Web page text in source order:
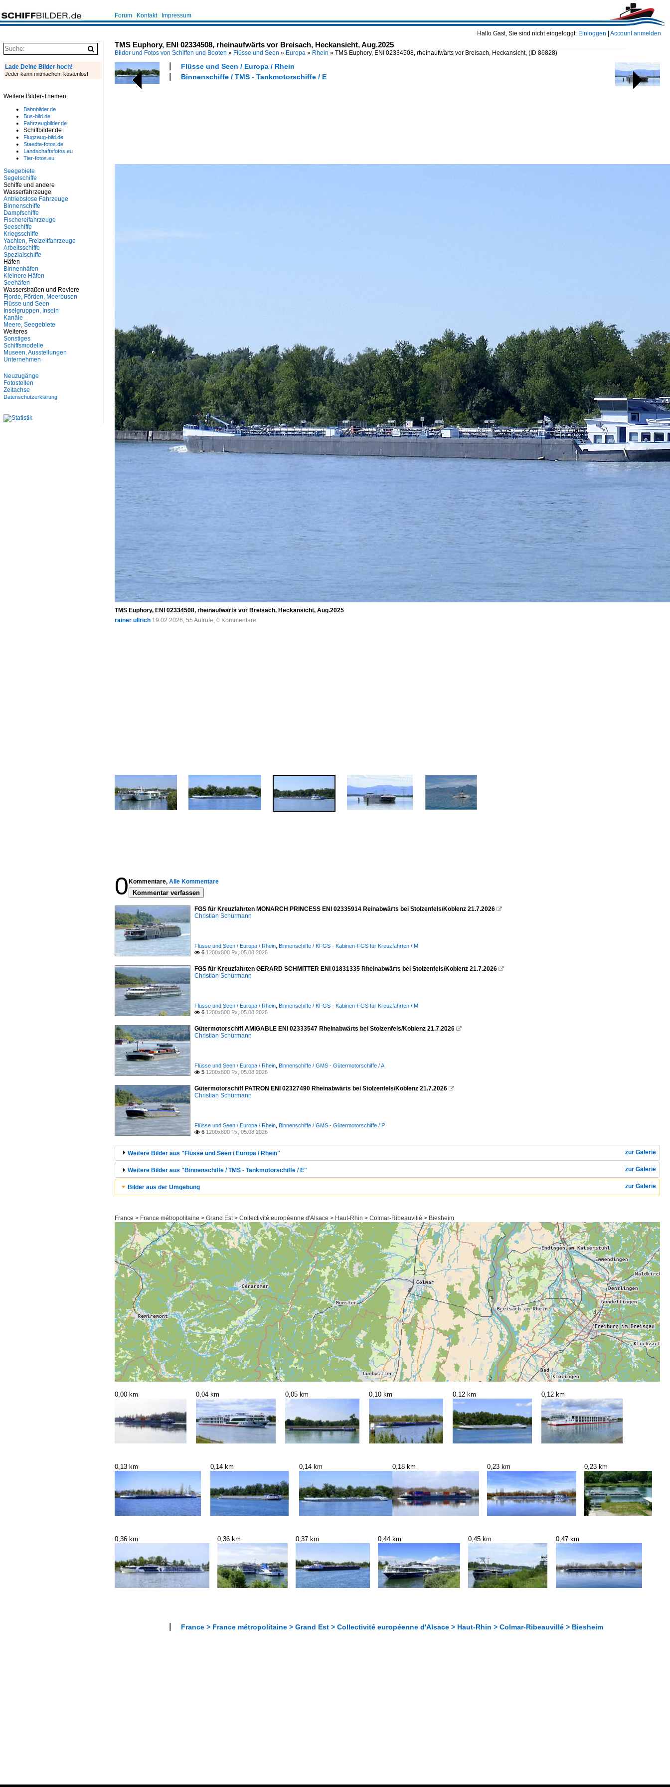
Hallo Gast, Sie sind nicht eingeloggt. Einloggen Account anmelden
Forum Kontakt Impressum
TMS Euphory, ENI 02334508, rheinaufwärts vor Breisach, Heckansicht, Aug.2025
Bilder und Fotos von Schiffen und Booten » Flüsse und Seen » Europa » Rhein » TMS Euphory, ENI 02334508, rheinaufwärts vor Breisach, Heckansicht, (ID 86828)
Flüsse und Seen / Europa / Rhein
Binnenschiffe / TMS - Tankmotorschiffe / E
TMS Euphory, ENI 02334508, rheinaufwärts vor Breisach, Heckansicht, Aug.2025
rainer ullrich 19.02.2026, 55 Aufrufe, 0 Kommentare
0 Kommentare, Alle Kommentare
Kommentar verfassen
FGS für Kreuzfahrten MONARCH PRINCESS ENI 02335914 Reinabwärts bei Stolzenfels/Koblenz 21.7.2026 
Christian Schürmann
Flüsse und Seen / Europa / Rhein Binnenschiffe / KFGS - Kabinen-FGS für Kreuzfahrten / M
 6 1200x800 Px, 05.08.2026
FGS für Kreuzfahrten GERARD SCHMITTER ENI 01831335 Rheinabwärts bei Stolzenfels/Koblenz 21.7.2026 
Christian Schürmann
Flüsse und Seen / Europa / Rhein Binnenschiffe / KFGS - Kabinen-FGS für Kreuzfahrten / M
 6 1200x800 Px, 05.08.2026
Gütermotorschiff AMIGABLE ENI 02333547 Rheinabwärts bei Stolzenfels/Koblenz 21.7.2026 
Christian Schürmann
Flüsse und Seen / Europa / Rhein Binnenschiffe / GMS - Gütermotorschiffe / A
 5 1200x800 Px, 05.08.2026
Gütermotorschiff PATRON ENI 02327490 Rheinabwärts bei Stolzenfels/Koblenz 21.7.2026 
Christian Schürmann
Flüsse und Seen / Europa / Rhein Binnenschiffe / GMS - Gütermotorschiffe / P
 6 1200x800 Px, 05.08.2026
zur Galerie
Weitere Bilder aus "Flüsse und Seen / Europa / Rhein"
zur Galerie
Weitere Bilder aus "Binnenschiffe / TMS - Tankmotorschiffe / E"
zur Galerie
Bilder aus der Umgebung
France > France métropolitaine > Grand Est > Collectivité européenne d'Alsace > Haut-Rhin > Colmar-Ribeauvillé > Biesheim
0,00 km 0,04 km 0,05 km 0,10 km 0,12 km 0,12 km
0,13 km 0,14 km 0,14 km 0,18 km 0,23 km 0,23 km
0,36 km 0,36 km 0,37 km 0,44 km 0,45 km 0,47 km
France > France métropolitaine > Grand Est > Collectivité européenne d'Alsace > Haut-Rhin > Colmar-Ribeauvillé > Biesheim
Lade Deine Bilder hoch!
Jeder kann mitmachen, kostenlos!
Weitere Bilder-Themen:
Bahnbilder.de
Bus-bild.de
Fahrzeugbilder.de
Schiffbilder.de
Flugzeug-bild.de
Staedte-fotos.de
Landschaftsfotos.eu
Tier-fotos.eu
Seegebiete
Segelschiffe
Schiffe und andere
Wasserfahrzeuge
Antriebslose Fahrzeuge
Binnenschiffe
Dampfschiffe
Fischereifahrzeuge
Seeschiffe
Kriegsschiffe
Yachten, Freizeitfahrzeuge
Arbeitsschiffe
Spezialschiffe
Häfen
Binnenhäfen
Kleinere Häfen
Seehäfen
Wasserstraßen und Reviere
Fjorde, Förden, Meerbusen
Flüsse und Seen
Inselgruppen, Inseln
Kanäle
Meere, Seegebiete
Weiteres
Sonstiges
Schiffsmodelle
Museen, Ausstellungen
Unternehmen
Neuzugänge
Fotostellen
Zeitachse
Datenschutzerklärung